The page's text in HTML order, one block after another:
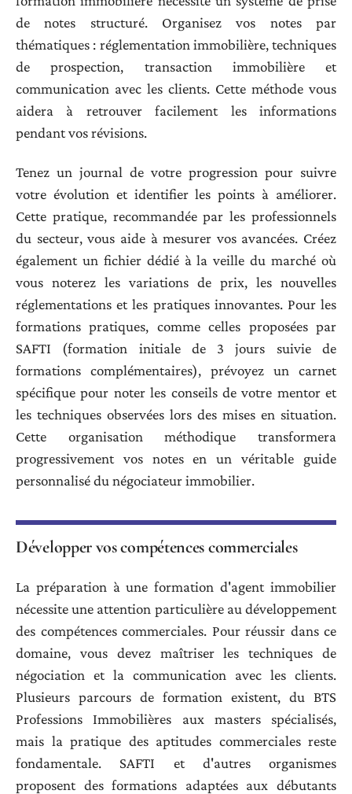
de notes structuré. Organisez vos notes par
thématiques : réglementation immobilière, techniques
de prospection, transaction immobilière et
communication avec les clients. Cette méthode vous
aidera à retrouver facilement les informations
pendant vos révisions.
Tenez un journal de votre progression pour suivre
votre évolution et identifier les points à améliorer.
Cette pratique, recommandée par les professionnels
du secteur, vous aide à mesurer vos avancées. Créez
également un fichier dédié à la veille du marché où
vous noterez les variations de prix, les nouvelles
réglementations et les pratiques innovantes. Pour les
formations pratiques, comme celles proposées par
SAFTI (formation initiale de 3 jours suivie de
formations complémentaires), prévoyez un carnet
spécifique pour noter les conseils de votre mentor et
les techniques observées lors des mises en situation.
Cette organisation méthodique transformera
progressivement vos notes en un véritable guide
personnalisé du négociateur immobilier.
Développer vos compétences commerciales
La préparation à une formation d'agent immobilier
nécessite une attention particulière au développement
des compétences commerciales. Pour réussir dans ce
domaine, vous devez maîtriser les techniques de
négociation et la communication avec les clients.
Plusieurs parcours de formation existent, du BTS
Professions Immobilières aux masters spécialisés,
mais la pratique des aptitudes commerciales reste
fondamentale. SAFTI et d'autres organismes
proposent des formations adaptées aux débutants